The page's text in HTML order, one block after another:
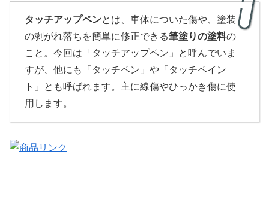
タッチアップペンとは、車体についた傷や、塗装
の剥がれ落ちを簡単に修正できる筆塗りの塗料の
こと。今回は「タッチアップペン」と呼んでいま
すが、他にも「タッチペン」や「タッチペイン
ト」とも呼ばれます。主に線傷やひっかき傷に使
用します。